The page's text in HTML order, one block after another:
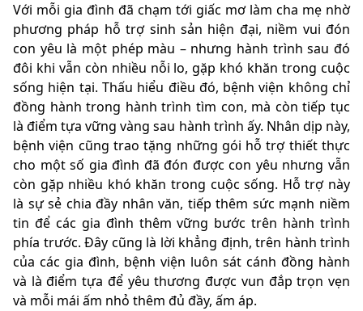
Với mỗi gia đình đã chạm tới giấc mơ làm cha mẹ nhờ
phương pháp hỗ trợ sinh sản hiện đại, niềm vui đón
con yêu là một phép màu – nhưng hành trình sau đó
đôi khi vẫn còn nhiều nỗi lo, gặp khó khăn trong cuộc
sống hiện tại. Thấu hiểu điều đó, bệnh viện không chỉ
đồng hành trong hành trình tìm con, mà còn tiếp tục
là điểm tựa vững vàng sau hành trình ấy. Nhân dịp này,
bệnh viện cũng trao tặng những gói hỗ trợ thiết thực
cho một số gia đình đã đón được con yêu nhưng vẫn
còn gặp nhiều khó khăn trong cuộc sống. Hỗ trợ này
là sự sẻ chia đầy nhân văn, tiếp thêm sức mạnh niềm
tin để các gia đình thêm vững bước trên hành trình
phía trước. Đây cũng là lời khẳng định, trên hành trình
của các gia đình, bệnh viện luôn sát cánh đồng hành
và là điểm tựa để yêu thương được vun đắp trọn vẹn
và mỗi mái ấm nhỏ thêm đủ đầy, ấm áp.